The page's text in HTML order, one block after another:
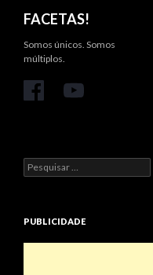
FACETAS!
Somos únicos. Somos
múltiplos.
Pesquisar
por:
PUBLICIDADE